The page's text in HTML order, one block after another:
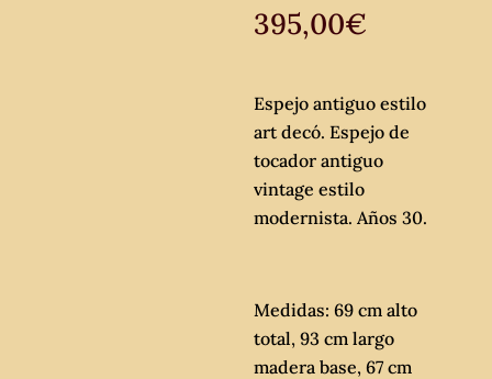
395,00€
Espejo antiguo estilo
art decó. Espejo de
tocador antiguo
vintage estilo
modernista. Años 30.
Medidas: 69 cm alto
total, 93 cm largo
madera base, 67 cm